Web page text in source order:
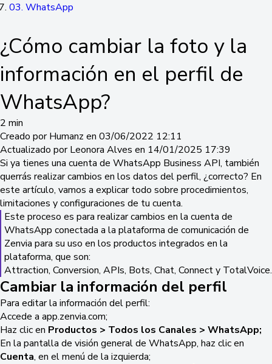
03. WhatsApp
¿Cómo cambiar la foto y la
información en el perfil de
WhatsApp?
2 min
Creado por Humanz en 03/06/2022 12:11
Actualizado por Leonora Alves en 14/01/2025 17:39
Si ya tienes una cuenta de WhatsApp Business API, también
querrás realizar cambios en los datos del perfil, ¿correcto? En
este artículo, vamos a explicar todo sobre procedimientos,
limitaciones y configuraciones de tu cuenta.
Este proceso es para realizar cambios en la cuenta de
WhatsApp conectada a la plataforma de comunicación de
Zenvia para su uso en los productos integrados en la
plataforma, que son:
Attraction, Conversion, APIs, Bots, Chat, Connect y TotalVoice.
Cambiar la información del perfil
Para editar la información del perfil:
Accede a app.zenvia.com;
Haz clic en Productos > Todos los Canales > WhatsApp;
En la pantalla de visión general de WhatsApp, haz clic en
Cuenta, en el menú de la izquierda;